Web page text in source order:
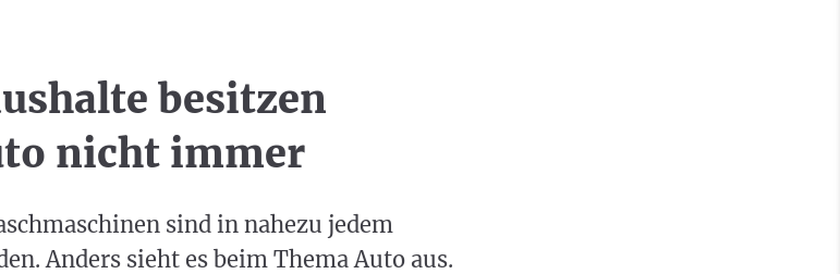
besitzen
nicht immer
sind in nahezu jedem
Anders sieht es beim Thema Auto aus.